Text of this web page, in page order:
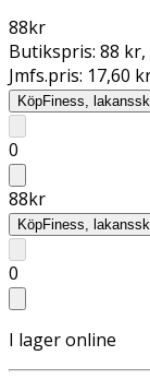
88kr
Butikspris: 88 kr,
Jmfs.pris: 17,60
KöpFiness,
0
88kr
KöpFiness,
0
I lager online